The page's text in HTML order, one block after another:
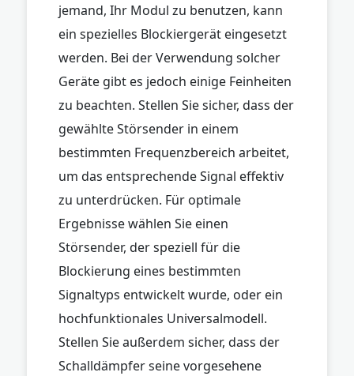
jemand, Ihr Modul zu benutzen, kann
ein spezielles Blockiergerät eingesetzt
werden. Bei der Verwendung solcher
Geräte gibt es jedoch einige Feinheiten
zu beachten. Stellen Sie sicher, dass der
gewählte Störsender in einem
bestimmten Frequenzbereich arbeitet,
um das entsprechende Signal effektiv
zu unterdrücken. Für optimale
Ergebnisse wählen Sie einen
Störsender, der speziell für die
Blockierung eines bestimmten
Signaltyps entwickelt wurde, oder ein
hochfunktionales Universalmodell.
Stellen Sie außerdem sicher, dass der
Schalldämpfer seine vorgesehene